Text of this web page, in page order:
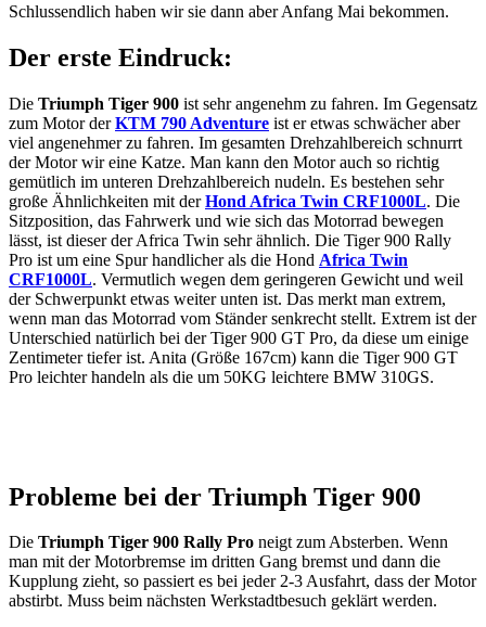
Schlussendlich haben wir sie dann aber Anfang Mai bekommen.
Der erste Eindruck:
Die Triumph Tiger 900 ist sehr angenehm zu fahren. Im Gegensatz
zum Motor derKTM 790 Adventure ist er etwas schwächer aber
viel angenehmer zu fahren. Im gesamten Drehzahlbereich schnurrt
der Motor wir eine Katze. Man kann den Motor auch so richtig
gemütlich im unteren Drehzahlbereich nudeln. Es bestehen sehr
große Ähnlichkeiten mit derHond Africa Twin CRF1000L. Die
Sitzposition, das Fahrwerk und wie sich das Motorrad bewegen
lässt, ist dieser der Africa Twin sehr ähnlich. Die Tiger 900 Rally
Pro ist um eine Spur handlicher als die Hond Africa Twin
CRF1000L. Vermutlich wegen dem geringeren Gewicht und weil
der Schwerpunkt etwas weiter unten ist. Das merkt man extrem,
wenn man das Motorrad vom Ständer senkrecht stellt. Extrem ist der
Unterschied natürlich bei der Tiger 900 GT Pro, da diese um einige
Zentimeter tiefer ist. Anita (Größe 167cm) kann die Tiger 900 GT
Pro leichter handeln als die um 50KG leichtere BMW 310GS.
Probleme bei der Triumph Tiger 900
Die Triumph Tiger 900 Rally Pro neigt zum Absterben. Wenn
man mit der Motorbremse im dritten Gang bremst und dann die
Kupplung zieht, so passiert es bei jeder 2-3 Ausfahrt, dass der Motor
abstirbt. Muss beim nächsten Werkstadtbesuch geklärt werden.